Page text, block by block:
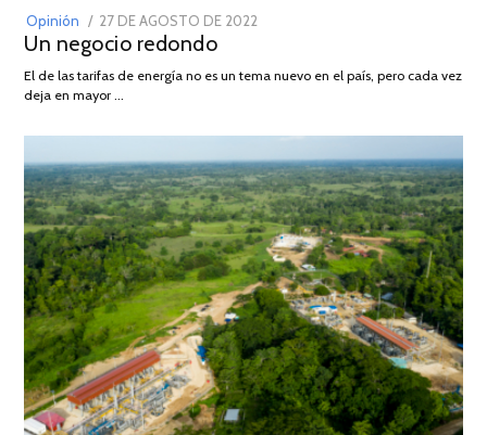
Opinión
POSTED
ON
27 DE AGOSTO DE 2022
DE
Un negocio redondo
El de las tarifas de energía no es un tema nuevo en el país, pero cada vez
deja en mayor …